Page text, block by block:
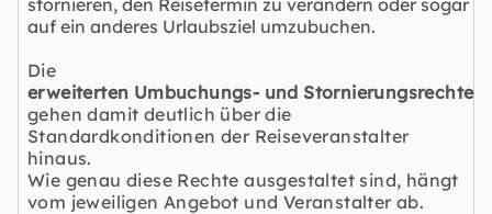
auf ein anderes Urlaubsziel umzubuchen.
Die
erweiterten Umbuchungs- und Stornierungsrechte
gehen damit deutlich über die
Standardkonditionen der Reiseveranstalter
hinaus.
Wie genau diese Rechte ausgestaltet sind, hängt
vom jeweiligen Angebot und Veranstalter ab.